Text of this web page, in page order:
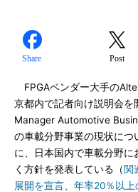
Share Post
FPGAベンダー大手の
京都内で記者向け説明会
Manager Automotive
の車載分野事業の現状につ
に、日本国内で車載分野
く方針を発表している（関
展開を宣言、年率20％以